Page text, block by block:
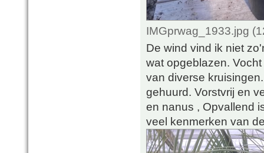
IMGprwag_1933.jpg
De wind vind ik niet
wat opgeblazen.
van diverse
gehuurd. Vorstvrij en
en nanus , Opvallend
veel kenmerken van